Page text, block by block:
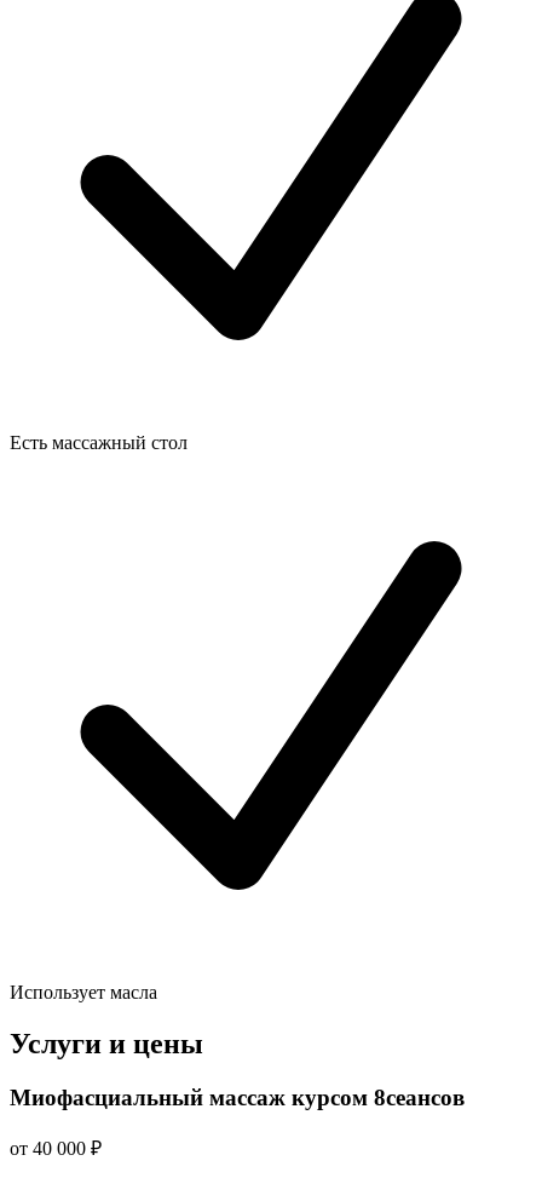
Есть массажный стол
Использует масла
Услуги и цены
Миофасциальный массаж курсом 8сеансов
от 40 000 ₽